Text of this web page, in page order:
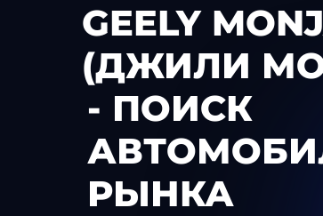
GEELY
(ДЖИЛИ
- ПОИСК
РЫНКА